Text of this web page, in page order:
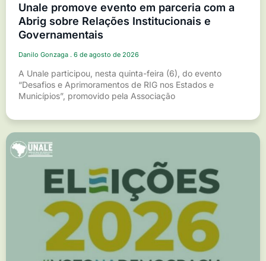
Unale promove evento em parceria com a
Abrig sobre Relações Institucionais e
Governamentais
Danilo Gonzaga 6 de agosto de 2026
A Unale participou, nesta quinta-feira (6), do evento
“Desafios e Aprimoramentos de RIG nos Estados e
Municípios”, promovido pela Associação